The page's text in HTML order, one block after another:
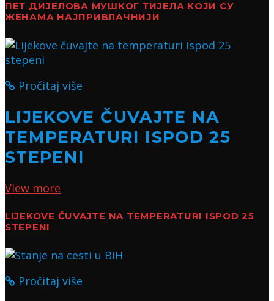
ПЕТ ДИЈЕЛОВА МУШКОГ ТИЈЕЛА КОЈИ СУ
ЖЕНАМА НАЈПРИВЛАЧНИЈИ
Pročitaj više
LIJEKOVE ČUVAJTE NA
TEMPERATURI ISPOD 25
STEPENI
View more
LIJEKOVE ČUVAJTE NA TEMPERATURI ISPOD 25
STEPENI
Pročitaj više